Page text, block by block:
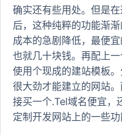
确实还有些用处。但是
后，这种纯粹的功能渐
成本的急剧降低，最便
也就几十块钱。再配上
使用个现成的建站模板
很大劲才能建立的网站
接买一个.Tel域名便宜，
定制开发网站上的一些功